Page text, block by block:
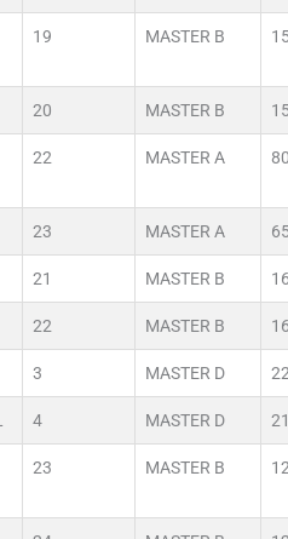
19 MASTER B
20 MASTER B
22 MASTER A
23 MASTER A
21 MASTER B
22 MASTER B
3 MASTER D
4 MASTER D
23 MASTER B